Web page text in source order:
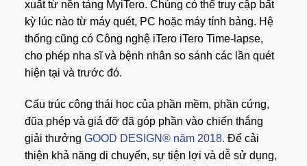
xuất từ ​​nền tảng MyiTero. Chúng có thể truy cập bất
kỳ lúc nào từ máy quét, PC hoặc máy tính bảng. Hệ
thống cũng có Công nghệ iTero iTero Time-lapse,
cho phép nha sĩ và bệnh nhân so sánh các lần quét
hiện tại và trước đó.
Cấu trúc công thái học của phần mềm, phần cứng,
đũa phép và giá đỡ đã góp phần vào chiến thắng
giải thưởng GOOD DESIGN® năm 2018. Để cải
thiện khả năng di chuyển, sự tiện lợi và dễ sử dụng,